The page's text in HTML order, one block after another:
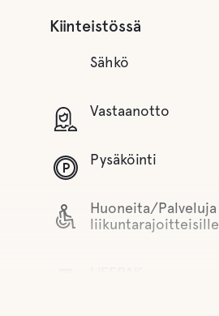
Kiinteistössä
Sähkö
Vastaanotto
Pysäköinti
Huoneita/Palveluja
liikuntarajoitteisille